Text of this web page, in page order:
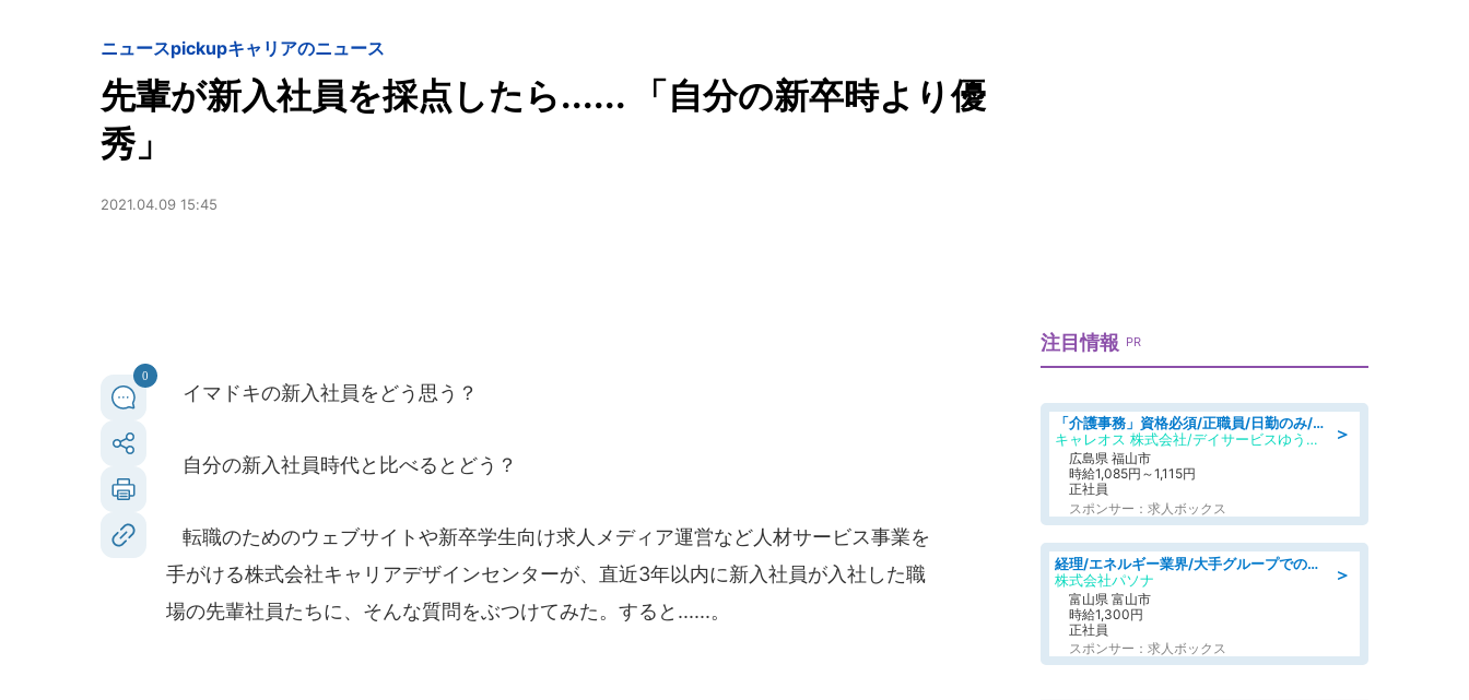
ニュースpickupキャリアのニュース
先輩が新入社員を採点したら...... 「自分の新卒時より優
秀」
2021.04.09 15:45
0
イマドキの新入社員をどう思う？
自分の新入社員時代と比べるとどう？
転職のためのウェブサイトや新卒学生向け求人メディア運営など人材サービス事業を
手がける株式会社キャリアデザインセンターが、直近3年以内に新入社員が入社した職
場の先輩社員たちに、そんな質問をぶつけてみた。すると......。
注目情報 PR
＞
「介護事務」資格必須/正職員/日勤のみ/デイサービス
キャレオス 株式会社/デイサービスゆうゆう南本庄
広島県 福山市
時給1,085円～1,115円
正社員
スポンサー：求人ボックス
＞
経理/エネルギー業界/大手グループでの経理事務のお仕事/駅近/車通勤可/経理
株式会社パソナ
富山県 富山市
時給1,300円
正社員
スポンサー：求人ボックス